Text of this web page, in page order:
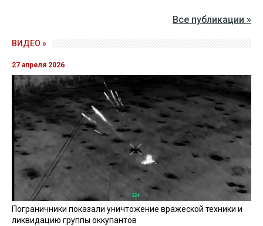
Все публикации »
ВИДЕО »
27 апреля 2026
Пограничники показали уничтожение вражеской техники и
ликвидацию группы оккупантов